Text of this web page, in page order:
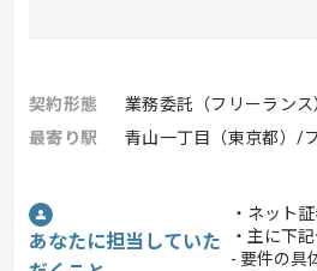
契約形態
業務委託（フリーランス
最寄り駅
青山一丁目（東京都）/
あなたに担当していた
・ネット
・主に下
- 要件の具